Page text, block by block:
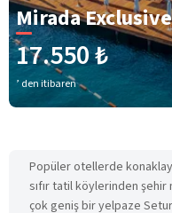
Mirada
17.550 ₺
’ den itibaren
Popüler otellerde
sıfır tatil köylerinden
çok geniş bir yelpaze